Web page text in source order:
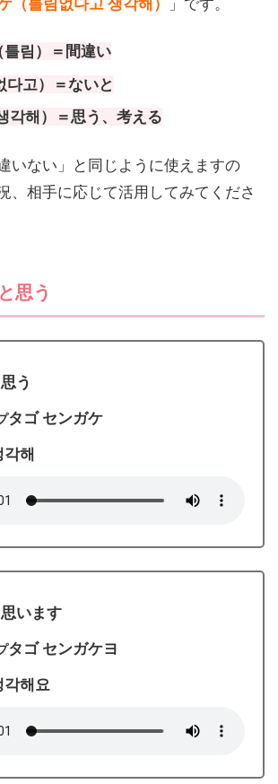
（틀림없다고 생각해） 」です。
틀림）＝間違い
다고）＝ないと
각해）＝思う、考える
いない」と同じように使えますの
、相手に応じて活用してみてくださ
思う
う
タゴ センガケ
각해
います
タゴ センガケヨ
해요